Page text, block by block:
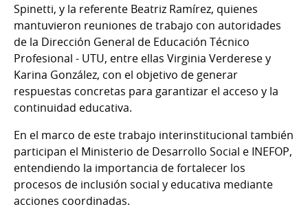
Spinetti, y la referente Beatriz Ramírez, quienes
mantuvieron reuniones de trabajo con autoridades
de la Dirección General de Educación Técnico
Profesional - UTU, entre ellas Virginia Verderese y
Karina González, con el objetivo de generar
respuestas concretas para garantizar el acceso y la
continuidad educativa.
En el marco de este trabajo interinstitucional también
participan el Ministerio de Desarrollo Social e INEFOP,
entendiendo la importancia de fortalecer los
procesos de inclusión social y educativa mediante
acciones coordinadas.